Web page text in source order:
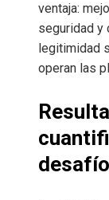
ventaja:
seguridad y
legitimidad
operan las